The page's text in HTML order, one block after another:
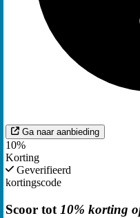
Ga naar aanbieding
10%
Korting
Geverifieerd
kortingscode
Scoor tot 10% korting